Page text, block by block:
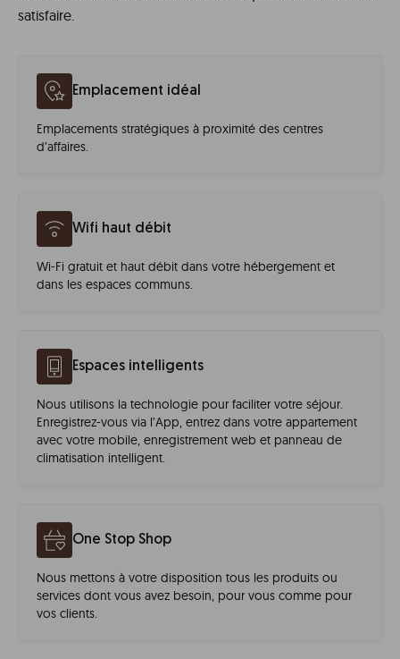
satisfaire.
Emplacement idéal
Emplacements stratégiques à proximité des centres
d’affaires.
Wifi haut débit
Wi-Fi gratuit et haut débit dans votre hébergement et
dans les espaces communs.
Espaces intelligents
Nous utilisons la technologie pour faciliter votre séjour.
Enregistrez-vous via l’App, entrez dans votre appartement
avec votre mobile, enregistrement web et panneau de
climatisation intelligent.
One Stop Shop
Nous mettons à votre disposition tous les produits ou
services dont vous avez besoin, pour vous comme pour
vos clients.